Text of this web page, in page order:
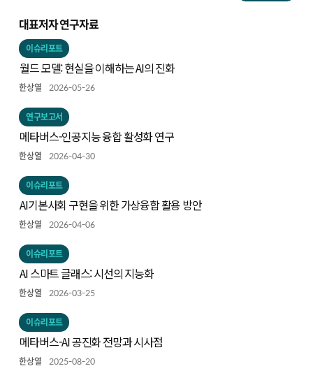
대표저자 연구자료
이슈리포트
월드 모델: 현실을 이해하는 AI의 진화
한상열 2026-05-26
연구보고서
메타버스-인공지능 융합 활성화 연구
한상열 2026-04-30
이슈리포트
AI기본사회 구현을 위한 가상융합 활용 방안
한상열 2026-04-06
이슈리포트
AI 스마트 글래스: 시선의 지능화
한상열 2026-03-25
이슈리포트
메타버스-AI 공진화 전망과 시사점
한상열 2025-08-20